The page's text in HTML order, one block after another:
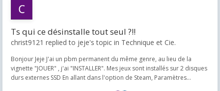
Ts qui ce désinstalle tout seul ?!!
christ9121 replied to jeje's topic in Technique et Cie.
Bonjour Jeje J'ai un pbm permanent du même genre, au lieu de la
vignette "JOUER" , j'ai "INSTALLER". Mes jeux sont installés sur 2 disques
durs externes SSD En allant dans l'option de Steam, Paramètres...